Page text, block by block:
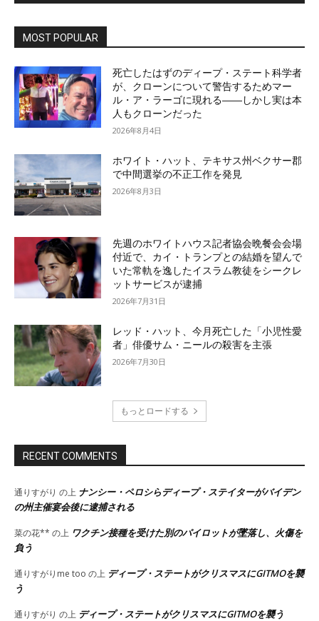
MOST POPULAR
死亡したはずのディープ・ステート科学者
が、クローンについて警告するためマー
ル・ア・ラーゴに現れる――しかし実は本
人もクローンだった
2026年8月4日
ホワイト・ハット、テキサス州ベクサー郡
で中間選挙の不正工作を発見
2026年8月3日
先週のホワイトハウス記者協会晩餐会会場
付近で、カイ・トランプとの結婚を望んで
いた常軌を逸したイスラム教徒をシークレ
ットサービスが逮捕
2026年7月31日
レッド・ハット、今月死亡した「小児性愛
者」俳優サム・ニールの殺害を主張
2026年7月30日
もっとロードする
RECENT COMMENTS
通りすがり の上 ナンシー・ペロシらディープ・ステイターがバイデン
の州主催宴会後に逮捕される
菜の花** の上 ワクチン接種を受けた別のパイロットが墜落し、火傷を
負う
通りすがりme too の上 ディープ・ステートがクリスマスにGITMOを襲
う
通りすがり の上 ディープ・ステートがクリスマスにGITMOを襲う